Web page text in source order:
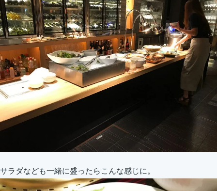
サラダなども一緒に盛ったらこんな感じに。